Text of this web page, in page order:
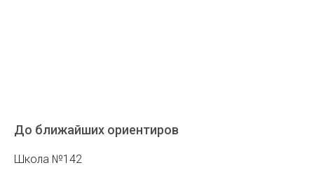
До ближайших ориентиров
Школа №142